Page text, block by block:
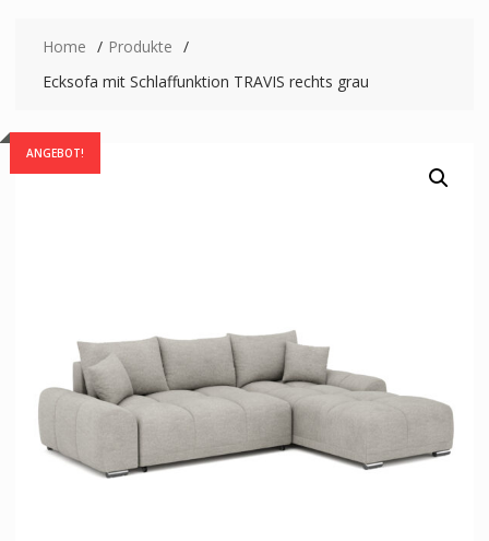
Home
Produkte
Ecksofa mit Schlaffunktion TRAVIS rechts grau
ANGEBOT!